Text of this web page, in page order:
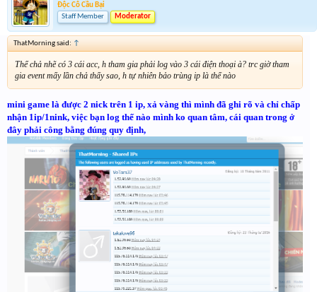
Độc Cô Cầu Bại
Staff Member
Moderator
ThatMorning said: ↑
Thế chả nhẽ có 3 cái acc, h tham gia phải log vào 3 cái điện thoại à? trc giờ tham
gia event mấy lần chả thấy sao, h tự nhiên bảo trùng ip là thế nào
mini game là được 2 nick trên 1 ip, xả vàng thì mình đã ghi rõ và chỉ chấp
nhận 1ip/1nink, việc bạn log thế nào mình ko quan tâm, cái quan trong ở
đây phải công bằng đúng quy định,